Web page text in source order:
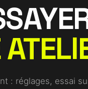
: réglages, essai